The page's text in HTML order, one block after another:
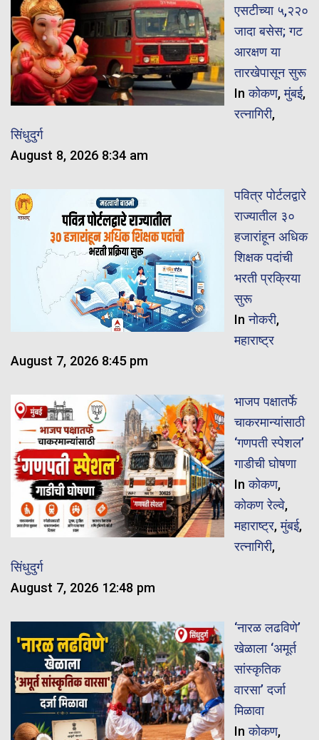
एसटीच्या ५,२२०
जादा बसेस; गट
आरक्षण या
तारखेपासून सुरू
Inकोकण,मुंबई,
रत्नागिरी,
सिंधुदुर्ग
August 8, 2026 8:34 am
पवित्र पोर्टलद्वारे
राज्यातील ३०
हजारांहून अधिक
शिक्षक पदांची
भरती प्रक्रिया
सुरू
Inनोकरी,
महाराष्ट्र
August 7, 2026 8:45 pm
भाजप पक्षातर्फे
चाकरमान्यांसाठी
‘गणपती स्पेशल’
गाडीची घोषणा
Inकोकण,
कोकण रेल्वे,
महाराष्ट्र,मुंबई,
रत्नागिरी,
सिंधुदुर्ग
August 7, 2026 12:48 pm
‘नारळ लढविणे’
खेळाला ‘अमूर्त
सांस्कृतिक
वारसा’ दर्जा
मिळावा
Inकोकण,